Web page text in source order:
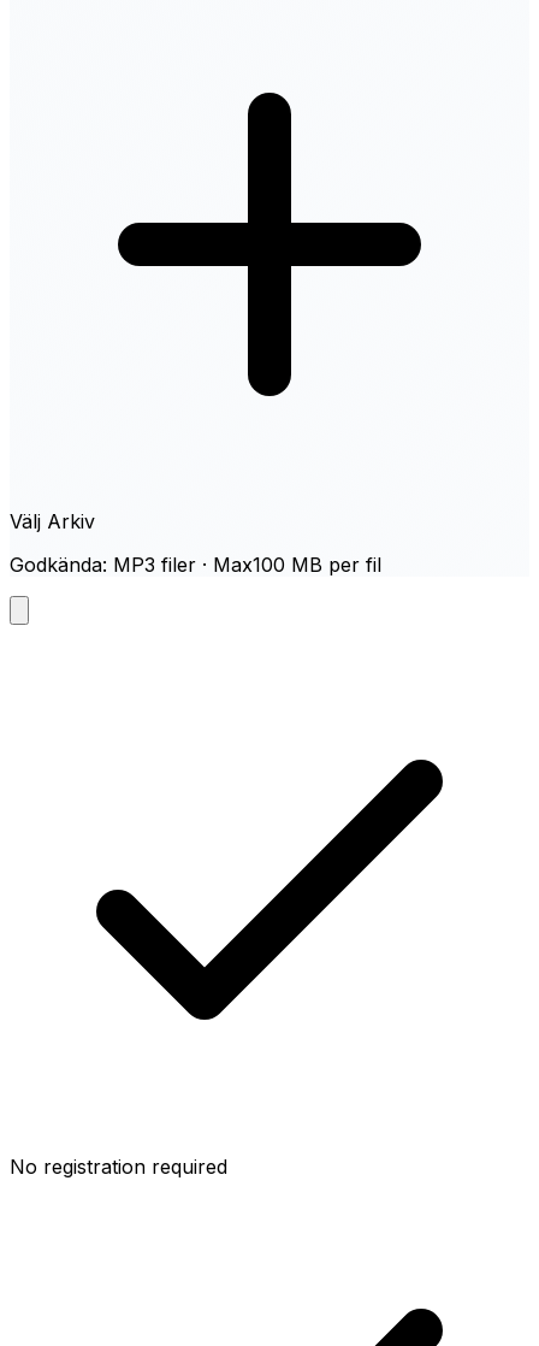
Välj Arkiv
Godkända: MP3 filer · Max100 MB per fil
No registration required